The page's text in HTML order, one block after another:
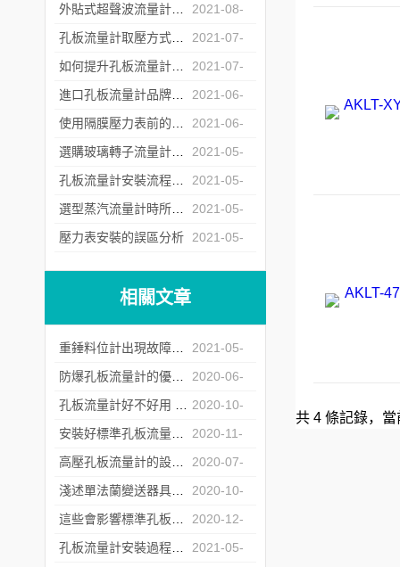
07
2021-08-
20
2021-07-
23
2021-07-
06
2021-06-
17
2021-06-
04
2021-05-
26
2021-05-
17
2021-05-
12
壓力表安裝的誤區分析
2021-05-
相關文章
2021-05-
24
2020-06-
05
2020-10-
16
2020-11-
06
2020-07-
28
2020-10-
29
2020-12-
16
2021-05-
共 4 條記錄，